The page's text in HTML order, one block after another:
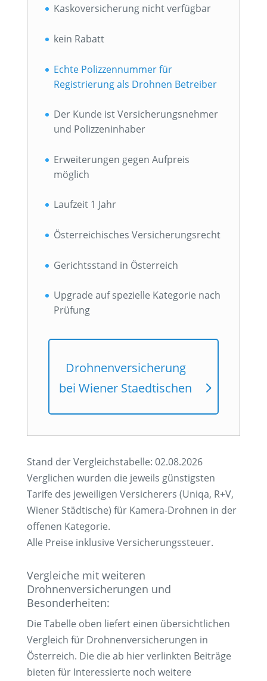
Kaskoversicherung nicht verfügbar
kein Rabatt
Echte Polizzennummer für
Registrierung als Drohnen Betreiber
Der Kunde ist Versicherungsnehmer
und Polizzeninhaber
Erweiterungen gegen Aufpreis
möglich
Laufzeit 1 Jahr
Österreichisches Versicherungsrecht
Gerichtsstand in Österreich
Upgrade auf spezielle Kategorie nach
Prüfung
Drohnenversicherung
bei Wiener Staedtischen
Stand der Vergleichstabelle: 02.08.2026
Verglichen wurden die jeweils günstigsten
Tarife des jeweiligen Versicherers (Uniqa, R+V,
Wiener Städtische) für Kamera-Drohnen in der
offenen Kategorie.
Alle Preise inklusive Versicherungssteuer.
Vergleiche mit weiteren
Drohnenversicherungen und
Besonderheiten:
Die Tabelle oben liefert einen übersichtlichen
Vergleich für Drohnenversicherungen in
Österreich. Die die ab hier verlinkten Beiträge
bieten für Interessierte noch weitere